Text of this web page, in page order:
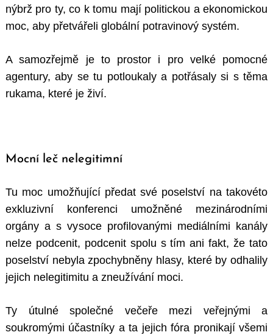
nýbrž pro ty, co k tomu mají politickou a ekonomickou
moc, aby přetvářeli globální potravinový systém.
A samozřejmě je to prostor i pro velké pomocné
agentury, aby se tu potloukaly a potřásaly si s těma
rukama, které je živí.
Mocní leč nelegitimní
Tu moc umožňující předat své poselství na takovéto
exkluzivní konferenci umožněné mezinárodními
orgány a s vysoce profilovanými mediálními kanály
nelze podcenit, podcenit spolu s tím ani fakt, že tato
poselství nebyla zpochybněny hlasy, které by odhalily
jejich nelegitimitu a zneužívání moci.
Ty útulné společné večeře mezi veřejnými a
soukromými účastníky a ta jejich fóra pronikají všemi